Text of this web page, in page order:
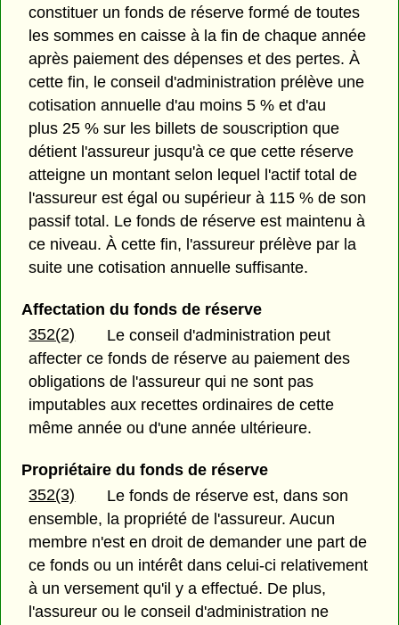
constituer un fonds de réserve formé de toutes
les sommes en caisse à la fin de chaque année
après paiement des dépenses et des pertes. À
cette fin, le conseil d'administration prélève une
cotisation annuelle d'au moins 5 % et d'au
plus 25 % sur les billets de souscription que
détient l'assureur jusqu'à ce que cette réserve
atteigne un montant selon lequel l'actif total de
l'assureur est égal ou supérieur à 115 % de son
passif total. Le fonds de réserve est maintenu à
ce niveau. À cette fin, l'assureur prélève par la
suite une cotisation annuelle suffisante.
Affectation du fonds de réserve
352(2)
Le conseil d'administration peut
affecter ce fonds de réserve au paiement des
obligations de l'assureur qui ne sont pas
imputables aux recettes ordinaires de cette
même année ou d'une année ultérieure.
Propriétaire du fonds de réserve
352(3)
Le fonds de réserve est, dans son
ensemble, la propriété de l'assureur. Aucun
membre n'est en droit de demander une part de
ce fonds ou un intérêt dans celui-ci relativement
à un versement qu'il y a effectué. De plus,
l'assureur ou le conseil d'administration ne